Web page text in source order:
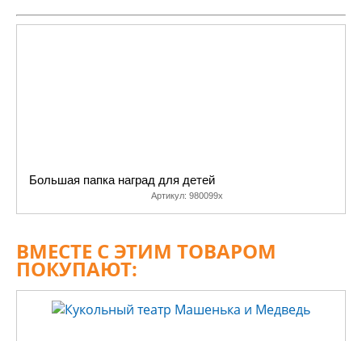
Большая папка наград для детей
Артикул: 980099х
ВМЕСТЕ С ЭТИМ ТОВАРОМ
ПОКУПАЮТ: